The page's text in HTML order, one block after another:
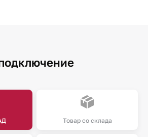
Товар со склада